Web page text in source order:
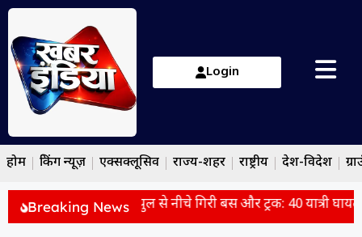
Login
होम ब्रेकिंग न्यूज़ एक्सक्लूसिव राज्य-शहर राष्ट्रीय देश-विदेश
Breaking News
में भीषण सड़क हादसा, पुल से नीचे गिरी बस और ट्रक: 40 यात्री घायल